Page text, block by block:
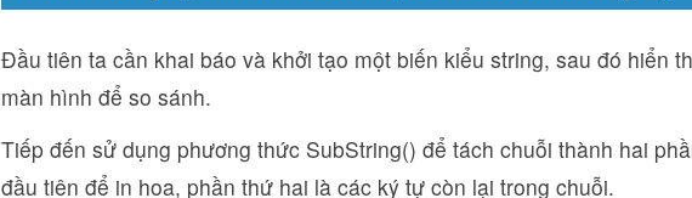
Đầu tiên ta cần khai báo và khởi tạo một biến kiểu string, sau đó hiển
màn hình để so sánh.
Tiếp đến sử dụng phương thức SubString() để tách chuỗi thành hai
đầu tiên để in hoa, phần thứ hai là các ký tự còn lại trong chuỗi.